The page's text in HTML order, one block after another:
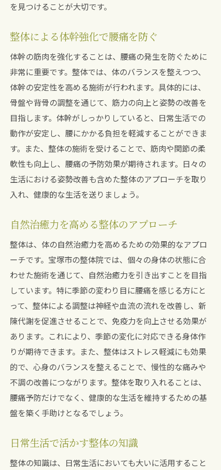
を見つけることが大切です。
整体による体幹強化で腰痛を防ぐ
体幹の筋肉を強化することは、腰痛の発生を防ぐために
非常に重要です。整体では、体のバランスを整えつつ、
体幹の安定性を高める施術が行われます。具体的には、
骨盤や背骨の調整を通じて、筋力の向上と姿勢の改善を
目指します。体幹がしっかりしていると、日常生活での
動作が安定し、腰にかかる負担を軽減することができま
す。また、整体の施術を受けることで、筋肉や関節の柔
軟性も向上し、腰痛の予防効果が期待されます。日々の
生活における姿勢改善も含めた整体のアプローチを取り
入れ、健康的な生活を送りましょう。
自然治癒力を高める整体のアプローチ
整体は、体の自然治癒力を高めるための効果的なアプロ
ーチです。宝塚市の整体院では、個々の身体の状態に合
わせた施術を通じて、自然治癒力を引き出すことを目指
しています。特に季節の変わり目に腰痛を感じる方にと
って、整体による調整は神経や血流の流れを改善し、新
陳代謝を促進させることで、免疫力を向上させる効果が
あります。これにより、季節の変化に対応できる身体作
りが期待できます。また、整体はストレス軽減にも効果
的で、心身のバランスを整えることで、慢性的な痛みや
不調の改善につながります。整体を取り入れることは、
腰痛予防だけでなく、健康的な生活を維持するための基
盤を築く手助けとなるでしょう。
日常生活で活かす整体の知識
整体の知識は、日常生活においても大いに活用すること